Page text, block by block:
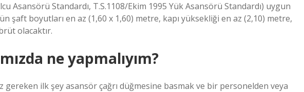
Asansörü Standardı, T.S.1108/Ekim 1995 Yük Asansörü Standardı) uygun
şaft boyutları en az (1,60 x 1,60) metre, kapı yüksekliği en az (2,10) metre,
olacaktır.
ne yapmalıyım?
gereken ilk şey asansör çağrı düğmesine basmak ve bir personelden veya